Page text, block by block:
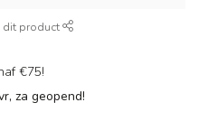
dit product
€75!
za geopend!